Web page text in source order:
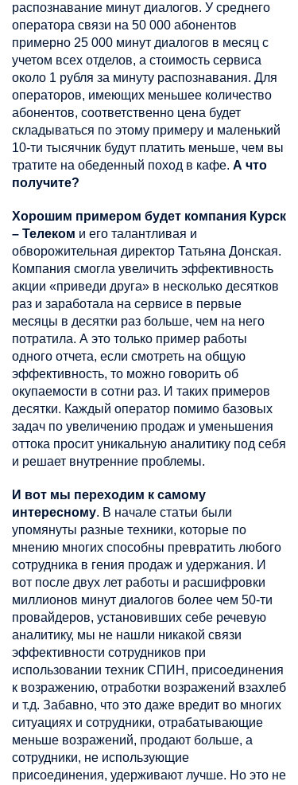
распознавание минут диалогов. У среднего
оператора связи на 50 000 абонентов
примерно 25 000 минут диалогов в месяц с
учетом всех отделов, а стоимость сервиса
около 1 рубля за минуту распознавания. Для
операторов, имеющих меньшее количество
абонентов, соответственно цена будет
складываться по этому примеру и маленький
10-ти тысячник будут платить меньше, чем вы
тратите на обеденный поход в кафе. А что
получите?
Хорошим примером будет компания Курск
– Телеком и его талантливая и
обворожительная директор Татьяна Донская.
Компания смогла увеличить эффективность
акции «приведи друга» в несколько десятков
раз и заработала на сервисе в первые
месяцы в десятки раз больше, чем на него
потратила. А это только пример работы
одного отчета, если смотреть на общую
эффективность, то можно говорить об
окупаемости в сотни раз. И таких примеров
десятки. Каждый оператор помимо базовых
задач по увеличению продаж и уменьшения
оттока просит уникальную аналитику под себя
и решает внутренние проблемы.
И вот мы переходим к самому
интересному. В начале статьи были
упомянуты разные техники, которые по
мнению многих способны превратить любого
сотрудника в гения продаж и удержания. И
вот после двух лет работы и расшифровки
миллионов минут диалогов более чем 50-ти
провайдеров, установивших себе речевую
аналитику, мы не нашли никакой связи
эффективности сотрудников при
использовании техник СПИН, присоединения
к возражению, отработки возражений взахлеб
и т.д. Забавно, что это даже вредит во многих
ситуациях и сотрудники, отрабатывающие
меньше возражений, продают больше, а
сотрудники, не использующие
присоединения, удерживают лучше. Но это не